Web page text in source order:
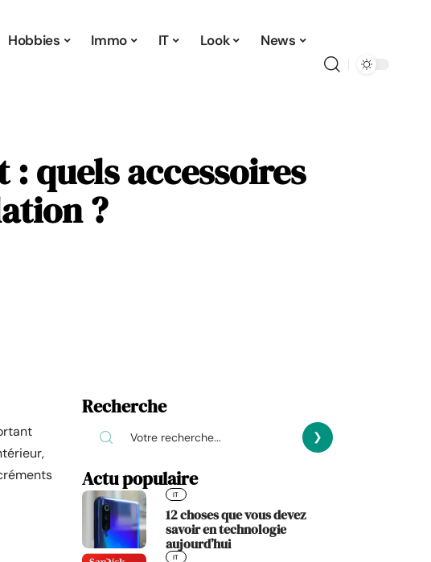
Hobbies Immo IT Look News
: quels accessoires
?
Recherche
Actu populaire
IT
12 choses que vous devez
savoir en technologie
aujourd’hui
IT